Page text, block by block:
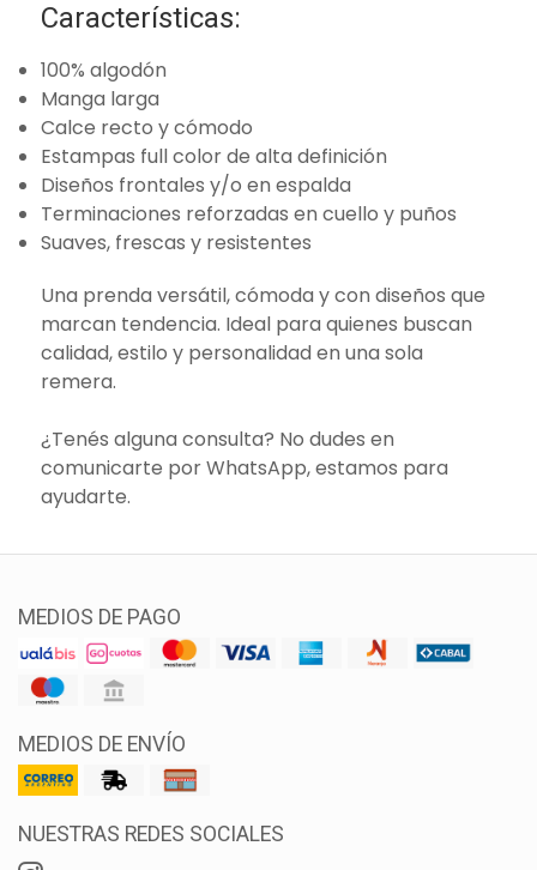
Características:
100% algodón
Manga larga
Calce recto y cómodo
Estampas full color de alta definición
Diseños frontales y/o en espalda
Terminaciones reforzadas en cuello y puños
Suaves, frescas y resistentes
Una prenda versátil, cómoda y con diseños que
marcan tendencia. Ideal para quienes buscan
calidad, estilo y personalidad en una sola
remera.
¿Tenés alguna consulta? No dudes en
comunicarte por WhatsApp, estamos para
ayudarte.
MEDIOS DE PAGO
MEDIOS DE ENVÍO
NUESTRAS REDES SOCIALES